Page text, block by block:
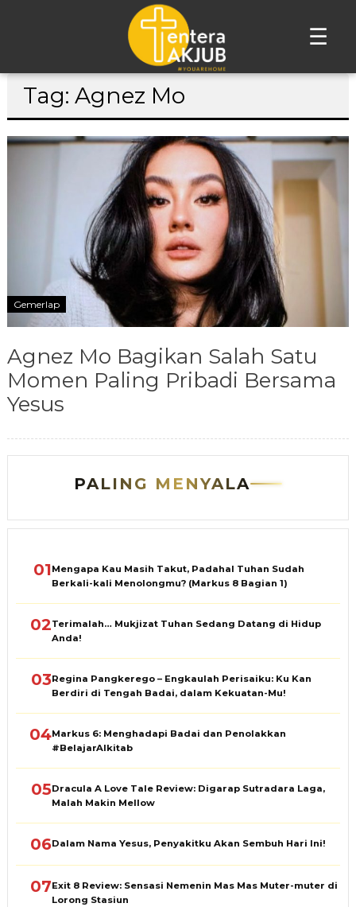
☰
Lompat
Tag: Agnez Mo
Gemerlap
Agnez Mo Bagikan Salah Satu
Momen Paling Pribadi Bersama
Yesus
PALING MENYALA
01Mengapa Kau Masih Takut, Padahal Tuhan Sudah
Berkali-kali Menolongmu? (Markus 8 Bagian 1)
02Terimalah… Mukjizat Tuhan Sedang Datang di Hidup
Anda!
03Regina Pangkerego – Engkaulah Perisaiku: Ku Kan
Berdiri di Tengah Badai, dalam Kekuatan-Mu!
04Markus 6: Menghadapi Badai dan Penolakkan
#BelajarAlkitab
05Dracula A Love Tale Review: Digarap Sutradara Laga,
Malah Makin Mellow
06Dalam Nama Yesus, Penyakitku Akan Sembuh Hari Ini!
07Exit 8 Review: Sensasi Nemenin Mas Mas Muter-muter di
Lorong Stasiun